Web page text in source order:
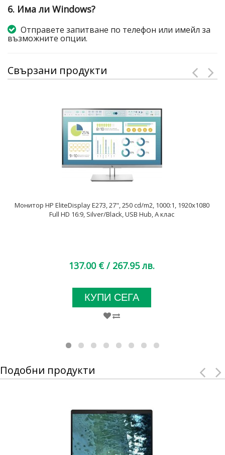
6. Има ли Windows?
Отправете запитване по телефон или имейл за
възможните опции.
Свързани продукти
Монитор HP EliteDisplay E273, 27", 250 cd/m2, 1000:1, 1920x1080
Full HD 16:9, Silver/Black, USB Hub, А клас
137.00 € / 267.95 лв.
КУПИ СЕГА
Подобни продукти